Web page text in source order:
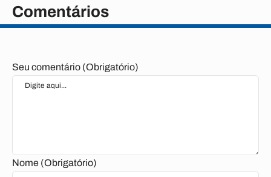
Comentários
Seu comentário (Obrigatório)
Nome (Obrigatório)